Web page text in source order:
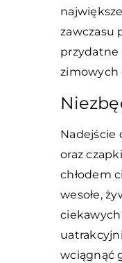
zawczasu
przydatne
zimowych
Nadejście
oraz
chłodem
wesołe,
wciągnąć